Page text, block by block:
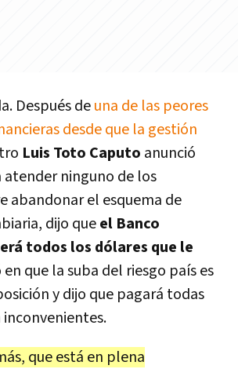
Después deuna de las peores
desde que la gestión
Luis Toto Caputo anunció
atender ninguno de los
abandonar el esquema de
dijo queel Banco
todos los dólares que le
en que la suba del riesgo país es
y dijo que pagará todas
inconvenientes.
que está en plena